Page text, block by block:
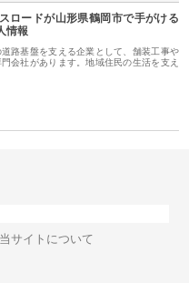
ロードが山形県鶴岡市で手がける
情報
路基盤を支える企業として、舗装工事や
会社があります。地域住民の生活を支え
当サイトについて